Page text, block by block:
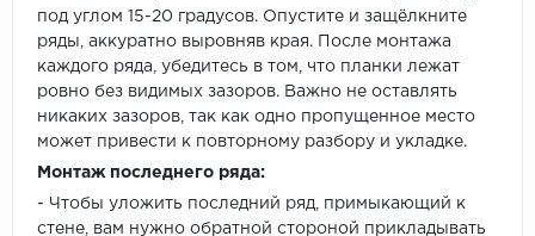
под углом 15-20 градусов. Опустите и защёлкните
ряды, аккуратно выровняв края. После монтажа
каждого ряда, убедитесь в том, что планки лежат
ровно без видимых зазоров. Важно не оставлять
никаких зазоров, так как одно пропущенное место
может привести к повторному разбору и укладке.
Монтаж последнего ряда:
- Чтобы уложить последний ряд, примыкающий к
стене, вам нужно обратной стороной прикладывать